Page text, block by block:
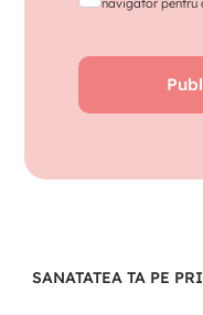
navigator pentru
SANATATEA TA PE